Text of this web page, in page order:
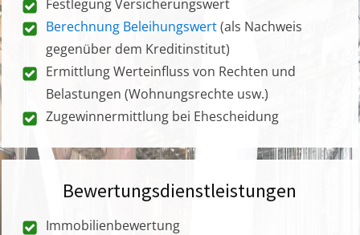
Festlegung Versicherungswert
Berechnung Beleihungswert(als Nachweis
gegenüber dem Kreditinstitut)
Ermittlung Werteinfluss von Rechten und
Belastungen (Wohnungsrechte usw.)
Zugewinnermittlung bei Ehescheidung
Bewertungsdienstleistungen
Immobilienbewertung